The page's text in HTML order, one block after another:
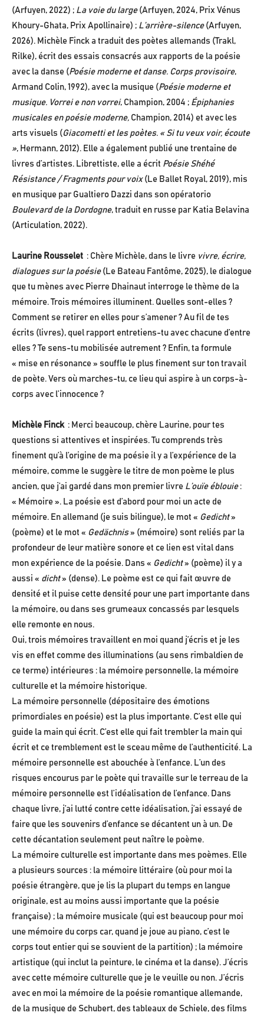
(Arfuyen, 2022) ; La voie du large(Arfuyen, 2024, Prix Vénus
Khoury-Ghata, Prix Apollinaire) ; L’arrière-silence(Arfuyen,
2026). Michèle Finck a traduit des poètes allemands (Trakl,
Rilke), écrit des essais consacrés aux rapports de la poésie
avec la danse (Poésie moderne et danse. Corps provisoire,
Armand Colin, 1992), avec la musique (Poésie moderne et
musique. Vorrei e non vorrei, Champion, 2004 ; Épiphanies
musicales en poésie moderne, Champion, 2014) et avec les
arts visuels (Giacometti et les poètes. « Si tu veux voir, écoute
», Hermann, 2012). Elle a également publié une trentaine de
livres d’artistes. Librettiste, elle a écrit Poésie Shéhé
Résistance / Fragments pour voix(Le Ballet Royal, 2019), mis
en musique par Gualtiero Dazzi dans son opératorio
Boulevard de la Dordogne, traduit en russe par Katia Belavina
(Articulation, 2022).
Laurine Rousselet : Chère Michèle, dans le livre vivre, écrire,
dialogues sur la poésie(Le Bateau Fantôme, 2025), le dialogue
que tu mènes avec Pierre Dhainaut interroge le thème de la
mémoire. Trois mémoires illuminent. Quelles sont-elles ?
Comment se retirer en elles pour s’amener ? Au fil de tes
écrits (livres), quel rapport entretiens-tu avec chacune d’entre
elles ? Te sens-tu mobilisée autrement ? Enfin, ta formule
« mise en résonance » souffle le plus finement sur ton travail
de poète. Vers où marches-tu, ce lieu qui aspire à un corps-à-
corps avec l’innocence ?
Michèle Finck: Merci beaucoup, chère Laurine, pour tes
questions si attentives et inspirées. Tu comprends très
finement qu’à l’origine de ma poésie il y a l’expérience de la
mémoire, comme le suggère le titre de mon poème le plus
ancien, que j’ai gardé dans mon premier livre L’ouïe éblouie:
« Mémoire ». La poésie est d’abord pour moi un acte de
mémoire. En allemand (je suis bilingue), le mot « Gedicht»
(poème) et le mot « Gedächnis» (mémoire) sont reliés par la
profondeur de leur matière sonore et ce lien est vital dans
mon expérience de la poésie. Dans « Gedicht» (poème) il y a
aussi « dicht» (dense). Le poème est ce qui fait œuvre de
densité et il puise cette densité pour une part importante dans
la mémoire, ou dans ses grumeaux concassés par lesquels
elle remonte en nous.
Oui, trois mémoires travaillent en moi quand j’écris et je les
vis en effet comme des illuminations (au sens rimbaldien de
ce terme) intérieures : la mémoire personnelle, la mémoire
culturelle et la mémoire historique.
La mémoire personnelle (dépositaire des émotions
primordiales en poésie) est la plus importante. C’est elle qui
guide la main qui écrit. C’est elle qui fait trembler la main qui
écrit et ce tremblement est le sceau même de l’authenticité. La
mémoire personnelle est abouchée à l’enfance. L’un des
risques encourus par le poète qui travaille sur le terreau de la
mémoire personnelle est l’idéalisation de l’enfance. Dans
chaque livre, j’ai lutté contre cette idéalisation, j’ai essayé de
faire que les souvenirs d’enfance se décantent un à un. De
cette décantation seulement peut naître le poème.
La mémoire culturelle est importante dans mes poèmes. Elle
a plusieurs sources : la mémoire littéraire (où pour moi la
poésie étrangère, que je lis la plupart du temps en langue
originale, est au moins aussi importante que la poésie
française) ; la mémoire musicale (qui est beaucoup pour moi
une mémoire du corps car, quand je joue au piano, c’est le
corps tout entier qui se souvient de la partition) ; la mémoire
artistique (qui inclut la peinture, le cinéma et la danse). J’écris
avec cette mémoire culturelle que je le veuille ou non. J’écris
avec en moi la mémoire de la poésie romantique allemande,
de la musique de Schubert, des tableaux de Schiele, des films